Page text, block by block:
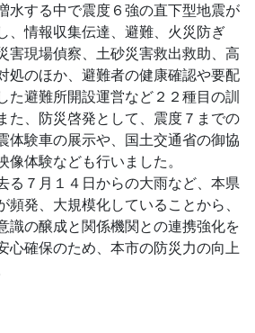
水する中で震度６強の直下型地震が
、情報収集伝達、避難、火災防ぎ
害現場偵察、土砂災害救出救助、高
処のほか、避難者の健康確認や要配
た避難所開設運営など２２種目の訓
た、防災啓発として、震度７までの
体験車の展示や、国土交通省の御協
像体験なども行いました。
る７月１４日からの大雨など、本県
頻発、大規模化していることから、
識の醸成と関係機関との連携強化を
心確保のため、本市の防災力の向上